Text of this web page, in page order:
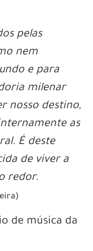
pelas
nem
e para
milenar
nosso destino,
as
É deste
de viver a
redor.
de música da